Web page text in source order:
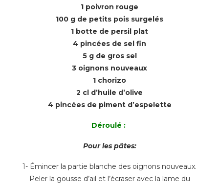
1 poivron rouge
100 g de petits pois surgelés
1 botte de persil plat
4 pincées de sel fin
5 g de gros sel
3 oignons nouveaux
1 chorizo
2 cl d’huile d’olive
4 pincées de piment d’espelette
Déroulé :
Pour les pâtes:
1- Émincer la partie blanche des oignons nouveaux.
Peler la gousse d’ail et l’écraser avec la lame du